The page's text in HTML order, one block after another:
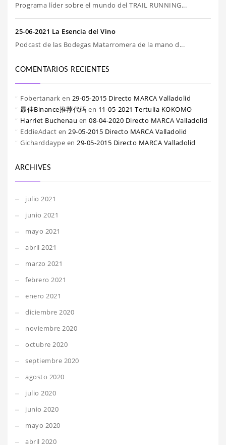
Programa líder sobre el mundo del TRAIL RUNNING...
25-06-2021 La Esencia del Vino
Podcast de las Bodegas Matarromera de la mano d...
COMENTARIOS RECIENTES
Fobertanark en 29-05-2015 Directo MARCA Valladolid
最佳Binance推荐代码 en 11-05-2021 Tertulia KOKOMO
Harriet Buchenau en 08-04-2020 Directo MARCA Valladolid
EddieAdact en 29-05-2015 Directo MARCA Valladolid
Gicharddaype en 29-05-2015 Directo MARCA Valladolid
ARCHIVES
julio 2021
junio 2021
mayo 2021
abril 2021
marzo 2021
febrero 2021
enero 2021
diciembre 2020
noviembre 2020
octubre 2020
septiembre 2020
agosto 2020
julio 2020
junio 2020
mayo 2020
abril 2020